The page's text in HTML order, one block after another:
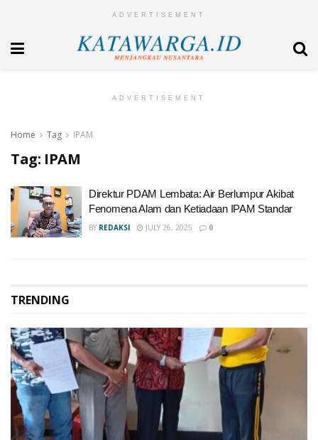
ADVERTISEMENT
ADVERTISEMENT
Home Tag IPAM
Tag: IPAM
Direktur PDAM Lembata: Air Berlumpur Akibat
Fenomena Alam dan Ketiadaan IPAM Standar
BY REDAKSI JULY 26, 2025 0
TRENDING